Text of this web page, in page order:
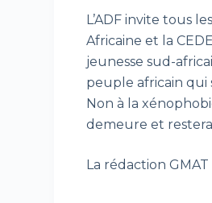
L’ADF invite tous
Africaine et la
jeunesse sud-
peuple africain qui
Non à la
demeure et
La rédaction